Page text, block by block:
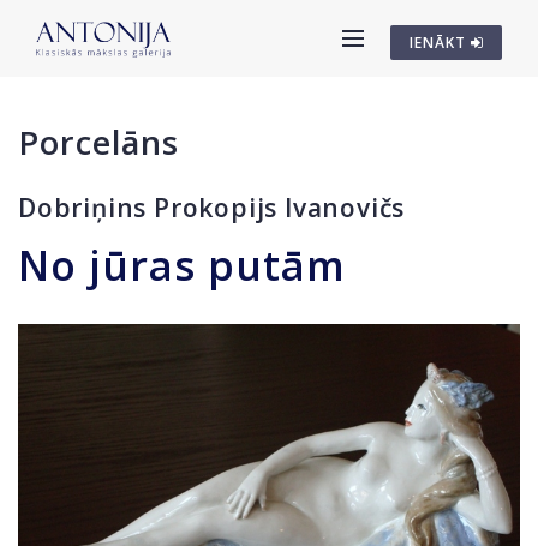
IENĀKT
Porcelāns
Dobriņins Prokopijs Ivanovičs
No jūras putām